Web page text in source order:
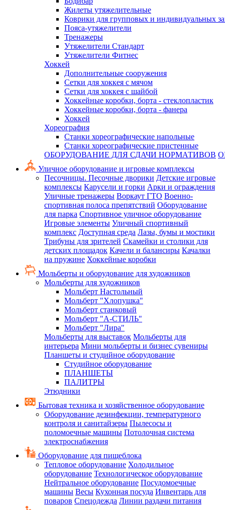
Жилеты утяжелительные
Коврики для групповых и индивидуальных
Пояса-утяжелители
Тренажеры
Утяжелители Стандарт
Утяжелители Фитнес
Хоккей
Дополнительные сооружения
Сетки для хоккея с мячом
Сетки для хоккея с шайбой
Хоккейные коробки, борта - стеклопластик
Хоккейные коробки, борта - фанера
Хоккей
Хореография
Станки хореографические напольные
Станки хореографические пристенные
ОБОРУДОВАНИЕ ДЛЯ СДАЧИ НОРМАТИВОВ
Уличное оборудование и игровые комплексы
Песочницы. Песочные дворики Детские игровые
комплексы Карусели и горки Арки и ограждения
Уличные тренажеры Воркаут ГТО Военно-
спортивная полоса препятствий Оборудование
для парка Спортивное уличное оборудование
Игровые элементы Уличный спортивный
комплекс Доступная среда Лазы, бумы и мостики
Трибуны для зрителей Скамейки и столики для
детских площадок Качели и балансиры Качалки
на пружине Хоккейные коробки
Мольберты и оборудование для художников
Мольберты для художников
Мольберт Настольный
Мольберт "Хлопушка"
Мольберт станковый
Мольберт "А-СТИЛЬ"
Мольберт "Лира"
Мольберты для выставок Мольберты для
интерьера Мини мольберты и бизнес сувениры
Планшеты и студийное оборудование
Студийное оборудование
ПЛАНШЕТЫ
ПАЛИТРЫ
Этюдники
Бытовая техника и хозяйственное оборудование
Оборудование дезинфекции, температурного
контроля и санитайзеры Пылесосы и
поломоечные машины Потолочная система
электроснабжения
Оборудование для пищеблока
Тепловое оборудование Холодильное
оборудование Технологическое оборудование
Нейтральное оборудование Посудомоечные
машины Весы Кухонная посуда Инвентарь для
поваров Спецодежда Линии раздачи питания